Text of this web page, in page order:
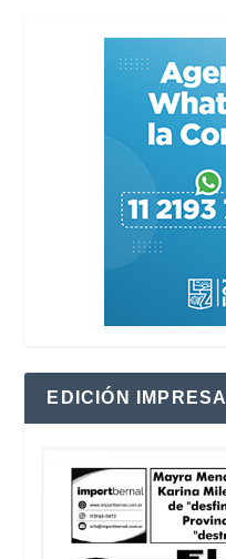
EDICIÓN IMPRESA